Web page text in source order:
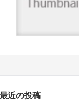
最近の投稿